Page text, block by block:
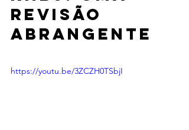
revisão
abrangente
https://youtu.be/3ZCZH0TSbjI